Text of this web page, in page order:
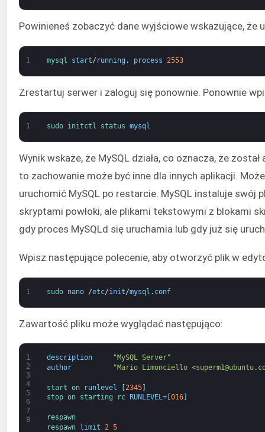
Powinieneś zobaczyć dane wyjściowe wskazujące, że
1 mysql start/ running , process 2553
Zrestartuj serwer i zaloguj się ponownie. Ponownie
1 sudo initctl status mysql
Wynik wskaże, że MySQL działa, co oznacza, że
to zachowanie może być inne dla innych aplikacji.
uruchomić MySQL po restarcie. MySQL instaluje
skryptami powłoki, ale plikami tekstowymi z blokami
gdy proces MySQLd się uruchamia lub gdy już się
Wpisz następujące polecenie, aby otworzyć plik w
1 sudo nano /etc/init/mysql . conf
Zawartość pliku może wyglądać następująco:
1
2
3
4
5
6
7
8
description
"MySQL Server"
author
"Mario Limonciello
start on runlevel [2345]
stop on starting rc RUNLEVEL=[ 016]
respawn
respawn limit 2 5